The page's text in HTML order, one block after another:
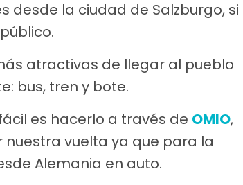
desde la ciudad de Salzburgo, si
atractivas de llegar al pueblo
bus, tren y bote.
es hacerlo a través de OMIO,
vuelta ya que para la
Alemania en auto.